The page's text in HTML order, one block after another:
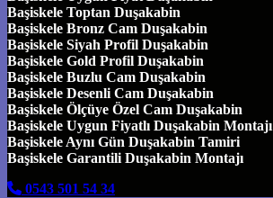
Başiskele Toptan Duşakabin
Başiskele Bronz Cam Duşakabin
Başiskele Siyah Profil Duşakabin
Başiskele Gold Profil Duşakabin
Başiskele Buzlu Cam Duşakabin
Başiskele Desenli Cam Duşakabin
Başiskele Ölçüye Özel Cam Duşakabin
Başiskele Uygun Fiyatlı Duşakabin Montajı
Başiskele Aynı Gün Duşakabin Tamiri
Başiskele Garantili Duşakabin Montajı
0543 501 54 34